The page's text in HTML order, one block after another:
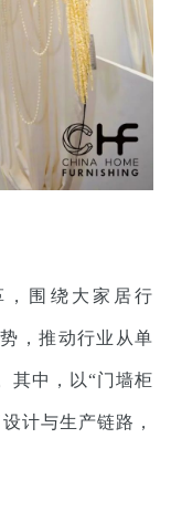
，围绕大家居行
，推动行业从单
其中，以“门墙柜
计与生产链路，